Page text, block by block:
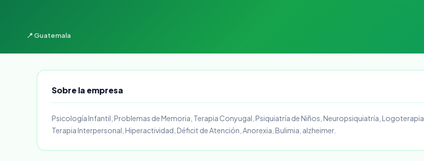
📍 Guatemala
Sobre la empresa
Psicología Infantil, Problemas de Memoria, Terapia Conyugal, Psiquiatría de Niños, Neuropsiquiatría, Logoterapia,
Terapia Interpersonal, Hiperactividad, Déficit de Atención, Anorexia, Bulimia, alzheimer.